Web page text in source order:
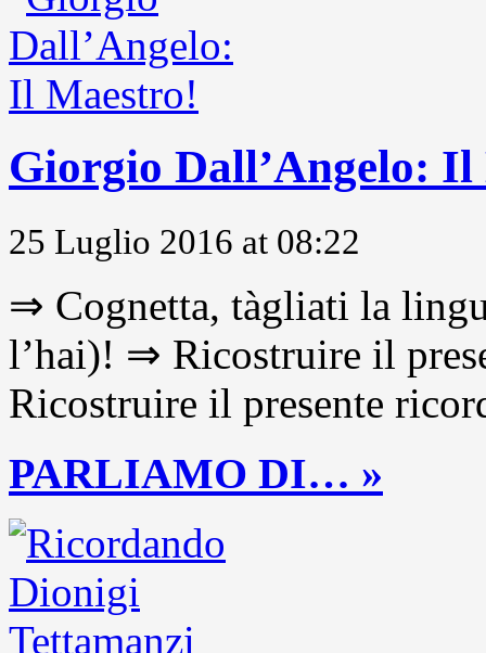
Giorgio Dall’Angelo:
25 Luglio 2016 at 08:22
⇒ Cognetta, tàgliati la
l’hai)! ⇒ Ricostruire il
Ricostruire il presente
PARLIAMO DI… »